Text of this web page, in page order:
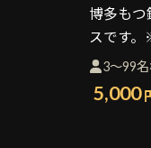
博多もつ
スです
す。3～99
5,000